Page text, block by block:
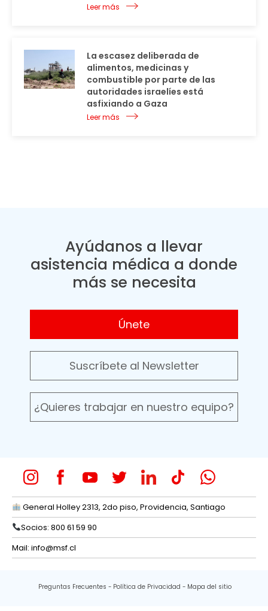
Leer más
La escasez deliberada de
alimentos, medicinas y
combustible por parte de las
autoridades israelíes está
asfixiando a Gaza
Leer más
Ayúdanos a llevar
asistencia médica a donde
más se necesita
Únete
Suscríbete al Newsletter
¿Quieres trabajar en nuestro equipo?
General Holley 2313, 2do piso, Providencia, Santiago
Socios: 800 61 59 90
Mail: info@msf.cl
Preguntas Frecuentes Política de Privacidad Mapa del sitio